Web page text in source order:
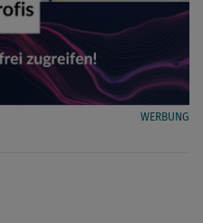
WERBUNG